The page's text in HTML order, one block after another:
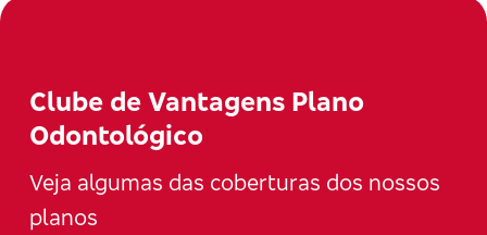
Clube de Vantagens Plano
Odontológico
Veja algumas das coberturas dos nossos
planos